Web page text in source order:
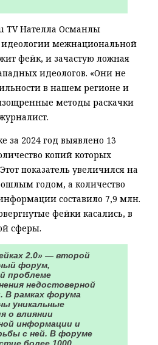
TV Нателла Османлы
идеологии межнациональной
фейк, и зачастую ложная
идеологов. «Они не
в нашем регионе и
методы раскачки
за 2024 год выявлено 13
копий которых
показатель увеличился на
годом, а количество
составило 7,9 млн.
фейки касались, в
сферы.
2.0» — второй
форум,
проблеме
недостоверной
В рамках форума
уникальные
о влиянии
информации и
с ней. В форуме